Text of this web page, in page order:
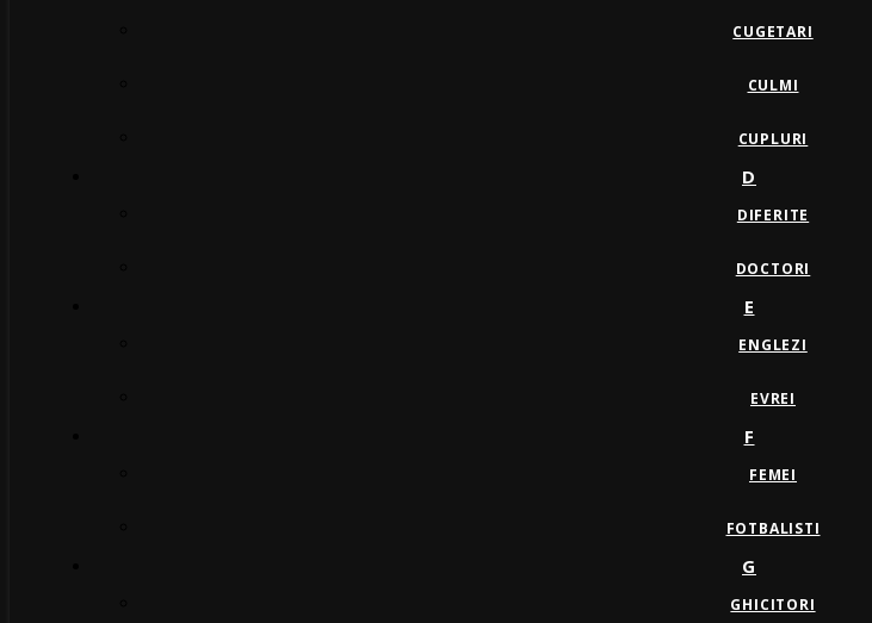
CUGETARI
CULMI
CUPLURI
D
DIFERITE
DOCTORI
E
ENGLEZI
EVREI
F
FEMEI
FOTBALISTI
G
GHICITORI